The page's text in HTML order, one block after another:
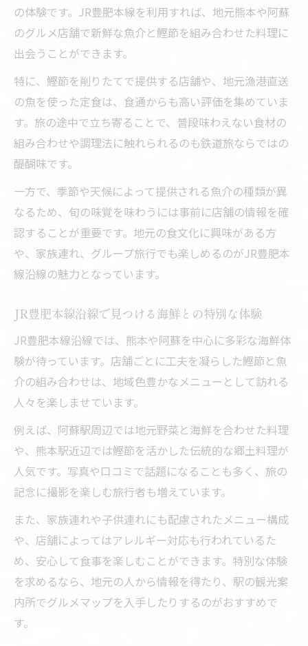
の体験です。JR豊肥本線を利用すれば、地元熊本や阿蘇
のグルメ店舗で新鮮な魚介と鰹節を組み合わせた料理に
出会うことができます。
特に、鰹節を削りたてで提供する店舗や、地元漁港直送
の魚を使った定食は、食通からも高い評価を集めていま
す。旅の途中で立ち寄ることで、普段味わえない食材の
組み合わせや調理法に触れられるのも鉄道旅ならではの
醍醐味です。
一方で、季節や天候によって提供される魚介の種類が異
なるため、旬の味覚を味わうには事前に店舗の情報を確
認することが重要です。地元の食文化に興味がある方
や、家族連れ、グループ旅行でも楽しめるのがJR豊肥本
線沿線の魅力となっています。
JR豊肥本線沿線で見つける海鮮との特別な体験
JR豊肥本線沿線では、熊本や阿蘇を中心に多彩な海鮮体
験が待っています。店舗ごとに工夫を凝らした鰹節と魚
介の組み合わせは、地域色豊かなメニューとして訪れる
人々を楽しませています。
例えば、阿蘇駅周辺では地元野菜と海鮮を合わせた料理
や、熊本駅近辺では鰹節を活かした伝統的な郷土料理が
人気です。写真や口コミで話題になることも多く、旅の
記念に撮影を楽しむ旅行者も増えています。
また、家族連れや子供連れにも配慮されたメニュー構成
や、店舗によってはアレルギー対応も行われているた
め、安心して食事を楽しむことができます。特別な体験
を求めるなら、地元の人から情報を得たり、駅の観光案
内所でグルメマップを入手したりするのがおすすめで
す。